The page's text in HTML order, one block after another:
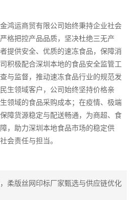
鸿运商贸有限公司始终秉持企业社会
格把控产品品质，坚决杜绝三无产
提供安全、优质的速冻食品，保障消
积极配合深圳本地的食品安全监管工
与监督，推动速冻食品行业的规范发
生领域客户，公司始终坚持价格亲
领域的食品采购成本；在疫情、极端
障货源稳定与配送畅通，为商超、食
，助力深圳本地食品市场的稳定供
会责任与担当。
柔版丝网印标厂家甄选与供应链优化